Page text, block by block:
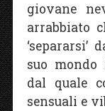
giovane
arrabbiato
suo
dal quale
sensuali e